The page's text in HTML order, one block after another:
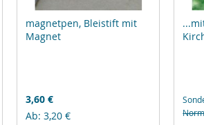
magnetpen, Bleistift mit
Magnet
3,60 €
Ab 3,20 €